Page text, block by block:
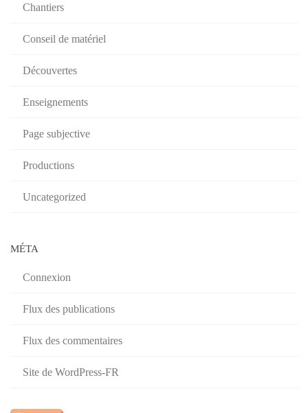
Chantiers
Conseil de matériel
Découvertes
Enseignements
Page subjective
Productions
Uncategorized
MÉTA
Connexion
Flux des publications
Flux des commentaires
Site de WordPress-FR